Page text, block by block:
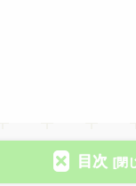
目次